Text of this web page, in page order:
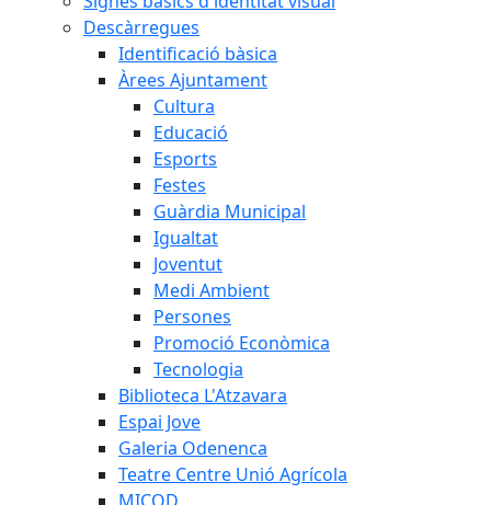
Descàrregues
Identificació bàsica
Àrees Ajuntament
Cultura
Educació
Esports
Festes
Guàrdia Municipal
Igualtat
Joventut
Medi Ambient
Persones
Promoció Econòmica
Tecnologia
Biblioteca L'Atzavara
Espai Jove
Galeria Odenenca
Teatre Centre Unió Agrícola